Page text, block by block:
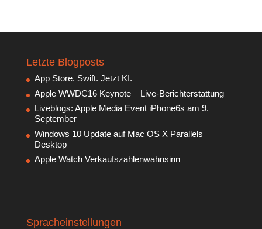
Letzte Blogposts
App Store. Swift. Jetzt KI.
Apple WWDC16 Keynote – Live-Berichterstattung
Liveblogs: Apple Media Event iPhone6s am 9.
September
Windows 10 Update auf Mac OS X Parallels
Desktop
Apple Watch Verkaufszahlenwahnsinn
Spracheinstellungen